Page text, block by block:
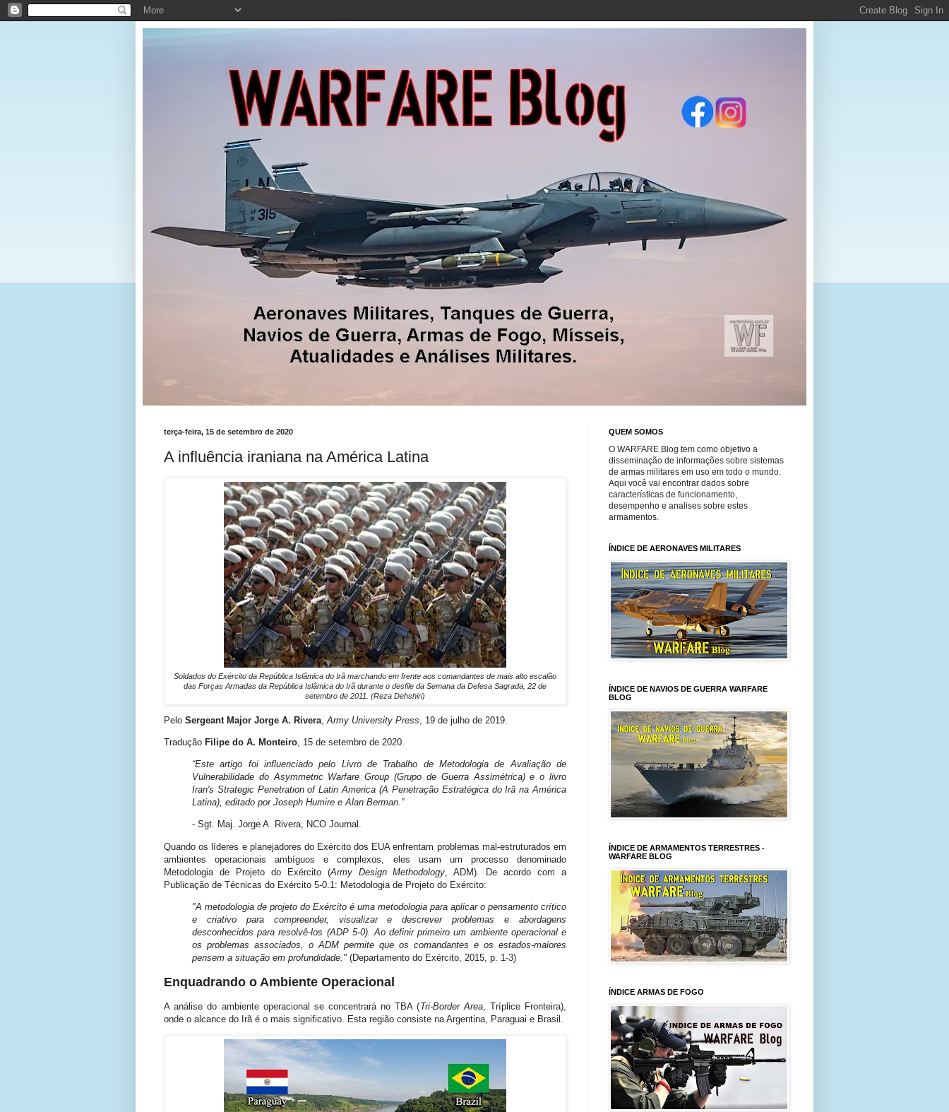
terça-feira, 15 de setembro de 2020
A influência iraniana na América Latina
Soldados do Exército da República Islâmica do Irã marchando em frente aos comandantes de mais alto escalão
das Forças Armadas da República Islâmica do Irã durante o desfile da Semana da Defesa Sagrada, 22 de
setembro de 2011. (Reza Dehshiri)
Pelo Sergeant Major Jorge A. Rivera Army University Press , 19 de julho de 2019.
Tradução Filipe do A. Monteiro, 15 de setembro de 2020.
“Este artigo foi influenciado pelo Livro de Trabalho de Metodologia de Avaliação de
Vulnerabilidade do Asymmetric Warfare Group (Grupo de Guerra Assimétrica) e o livro
Iran's Strategic Penetration of Latin America (A Penetração Estratégica do Irã na América
Latina), editado por Joseph Humire e Alan Berman.”
- Sgt. Maj. Jorge A. Rivera, NCO Journal.
Quando os líderes e planejadores do Exército dos EUA enfrentam problemas mal-estruturados em
ambientes operacionais ambíguos e complexos, eles usam um processo denominado
Metodologia de Projeto do Exército (Army Design Methodology , ADM). De acordo com a
Publicação de Técnicas do Exército 5-0.1: Metodologia de Projeto do Exército:
"A metodologia de projeto do Exército é uma metodologia para aplicar o pensamento crítico
e criativo para compreender, visualizar e descrever problemas e abordagens
desconhecidos para resolvê-los (ADP 5-0). Ao definir primeiro um ambiente operacional e
os problemas associados, o ADM permite que os comandantes e os estados-maiores
pensem a situação em profundidade." (Departamento do Exército, 2015, p. 1-3)
Enquadrando o Ambiente Operacional
A análise do ambiente operacional se concentrará no TBA (Tri-Border Area, Tríplice Fronteira),
onde o alcance do Irã é o mais significativo. Esta região consiste na Argentina, Paraguai e Brasil.
QUEM SOMOS
O WARFARE Blog tem como objetivo a
disseminação de informações sobre sistemas
de armas militares em uso em todo o mundo.
Aqui você vai encontrar dados sobre
características de funcionamento,
desempenho e analises sobre estes
armamentos.
ÍNDICE DE AERONAVES MILITARES
ÍNDICE DE NAVIOS DE GUERRA WARFARE
BLOG
ÍNDICE DE ARMAMENTOS TERRESTRES -
WARFARE BLOG
ÍNDICE ARMAS DE FOGO